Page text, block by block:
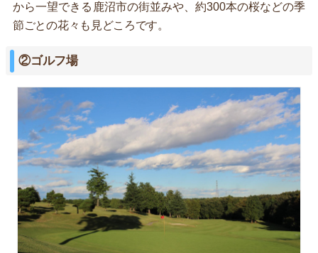
から一望できる鹿沼市の街並みや、約300本の桜などの季
節ごとの花々も見どころです。
②ゴルフ場